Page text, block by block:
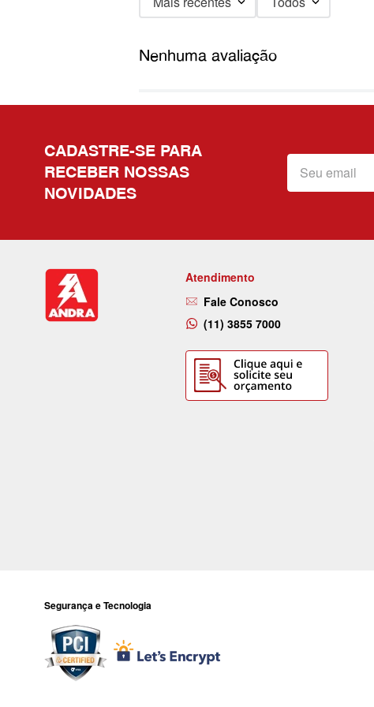
Nenhuma avaliação
CADASTRE-SE PARA
RECEBER NOSSAS
NOVIDADES
Atendimento
Fale Conosco
(11) 3855 7000
Segurança e Tecnologia